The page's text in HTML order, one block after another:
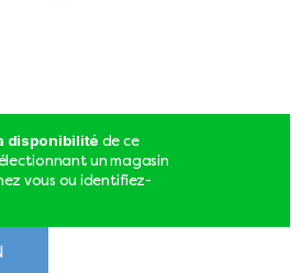
disponibilité de ce
un magasin
vous ou identifiez-